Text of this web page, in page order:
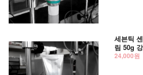
세븐틱
림 50g
24,000원